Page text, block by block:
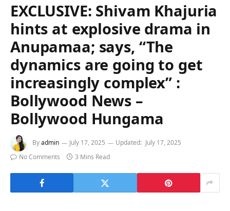
EXCLUSIVE: Shivam Khajuria
hints at explosive drama in
Anupamaa; says, “The
dynamics are going to get
increasingly complex” :
Bollywood News –
Bollywood Hungama
Byadmin July 17, 2025 Updated: July 17, 2025
No Comments
3 Mins Read